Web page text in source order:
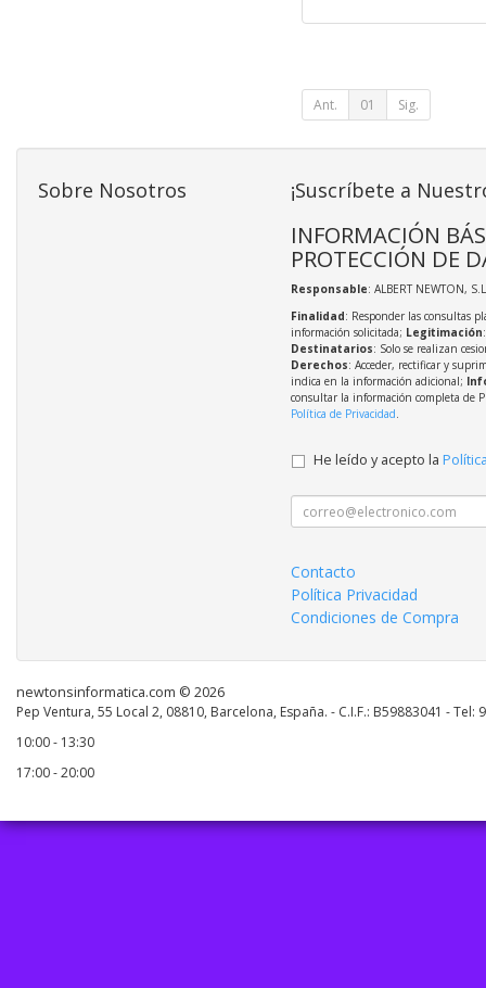
Ant. 01 Sig.
Sobre Nosotros ¡Suscríbete a
INFORMACIÓN
PROTECCIÓN DE
Responsable: ALBERT NEWTON,
Finalidad: Responder las consultas
información solicitada; Legitimación
Destinatarios: Solo se realizan
Derechos: Acceder, rectificar y
indica en la información adicional;
consultar la información completa de
Política de Privacidad.
He leído y acepto la
Contacto
Política Privacidad
Condiciones de Compra
newtonsinformatica.com © 2026
Pep Ventura, 55 Local 2, 08810, Barcelona, España. - C.I.F.: B59883041 - Tel:
10:00 - 13:30
17:00 - 20:00